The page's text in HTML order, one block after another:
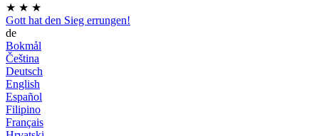
★ ★ ★
Gott hat den Sieg errungen!
de
Bokmål
Čeština
Deutsch
English
Español
Filipino
Français